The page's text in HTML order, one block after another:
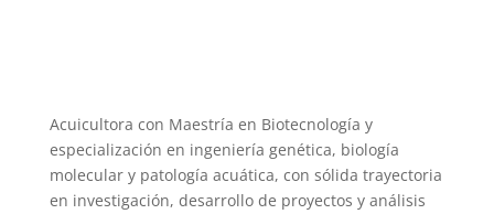
Acuicultora con Maestría en Biotecnología y
especialización en ingeniería genética, biología
molecular y patología acuática, con sólida trayectoria
en investigación, desarrollo de proyectos y análisis